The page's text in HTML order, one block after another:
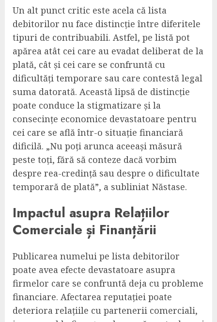
Un alt punct critic este acela că lista
debitorilor nu face distincție între diferitele
tipuri de contribuabili. Astfel, pe listă pot
apărea atât cei care au evadat deliberat de la
plată, cât și cei care se confruntă cu
dificultăți temporare sau care contestă legal
suma datorată. Această lipsă de distincție
poate conduce la stigmatizare și la
consecințe economice devastatoare pentru
cei care se află într-o situație financiară
dificilă. „Nu poți arunca aceeași măsură
peste toți, fără să conteze dacă vorbim
despre rea-credință sau despre o dificultate
temporară de plată”, a subliniat Năstase.
Impactul asupra Relațiilor
Comerciale și Finanțării
Publicarea numelui pe lista debitorilor
poate avea efecte devastatoare asupra
firmelor care se confruntă deja cu probleme
financiare. Afectarea reputației poate
deteriora relațiile cu partenerii comerciali,